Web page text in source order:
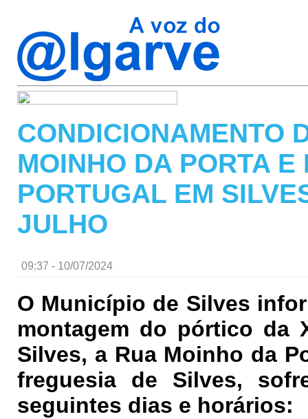
CONDICIONAMENTO
MOINHO DA PORTA
PORTUGAL EM
JULHO
09:37 - 10/07/2024
O Município de Silves
montagem do pórtico da
Silves, a Rua Moinho da
freguesia de Silves,
seguintes dias e horários: